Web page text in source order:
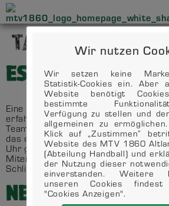
TAG: 8.
ESSEN, TRINKEN,
Eine gute Tradition hat am letzten
erfahren: Die ersten Frauen und die
Teams haben sich miteinander
das erste Heimspiel in der 3. Liga
Uhr gegen Schwerin startet, kam es
Miteinander im Tagungscafé der
Schließlich hat unsere Mannschaft
NERVOSITÄT ZUM
Wir nutzen
Wir setzen keine
Statistik-Cookies ein. Aber
Website benötigt
bestimmte
Verfügung zu stellen und
allgemeinen zu
Klick auf „Zustimmen“
Website des MTV 1860
(Abteilung Handball) und
der Nutzung dieser
einverstanden. Weitere
unseren Cookies
"Cookies Anzeigen".